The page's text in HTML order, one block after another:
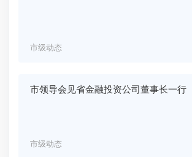
市级动态
市领导会见省金融投资公司董事长一行
市级动态